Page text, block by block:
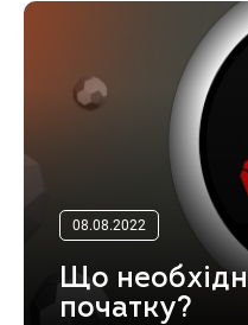
08.08.2022
Що
початку?